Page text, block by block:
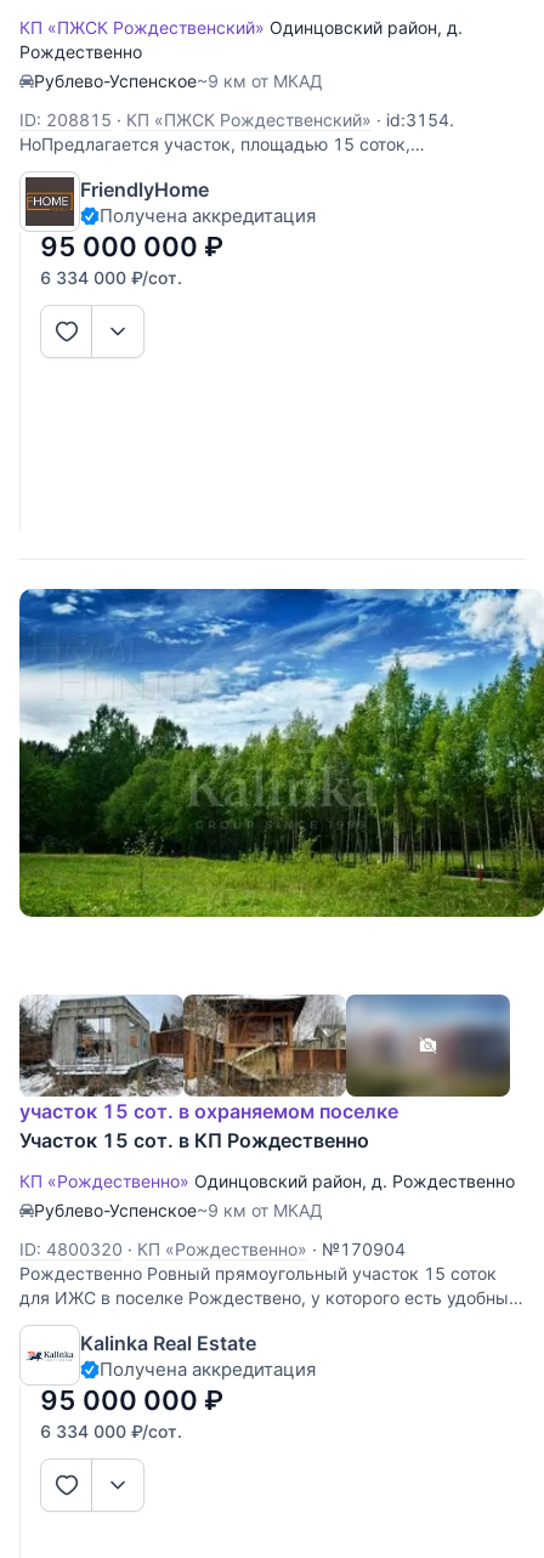
КП «ПЖСК Рождественский» Одинцовский район, д.
Рождественно
Рублево-Успенское~9 км от МКАД
ID: 208815 · КП «ПЖСК Рождественский» · id:3154.
НоПредлагается участок, площадью 15 соток,
расположенный в коттеджном поселке "Рождественский"
в Барвихе, в 10 км от Москвы по Рублево-Успенскому
шоссе или платной дороге. Участок для индивидуального
жилищного строительства (ИЖС). Все
FriendlyHome
Получена аккредитация
95 000 000 ₽
6 334 000 ₽/сот.
участок 15 сот. в охраняемом поселке
Участок 15 сот. в КП Рождественно
КП «Рождественно» Одинцовский район, д. Рождественно
Рублево-Успенское~9 км от МКАД
ID: 4800320 · КП «Рождественно» · №170904
Рождественно Ровный прямоугольный участок 15 соток
для ИЖС в поселке Рождествено, у которого есть удобный
выезд на Подушкинское шоссе и платную дорогу. На
участке есть недострой без крыши и окон, домик
персонала и недостроенная беседка из
Kalinka Real Estate
Получена аккредитация
95 000 000 ₽
6 334 000 ₽/сот.